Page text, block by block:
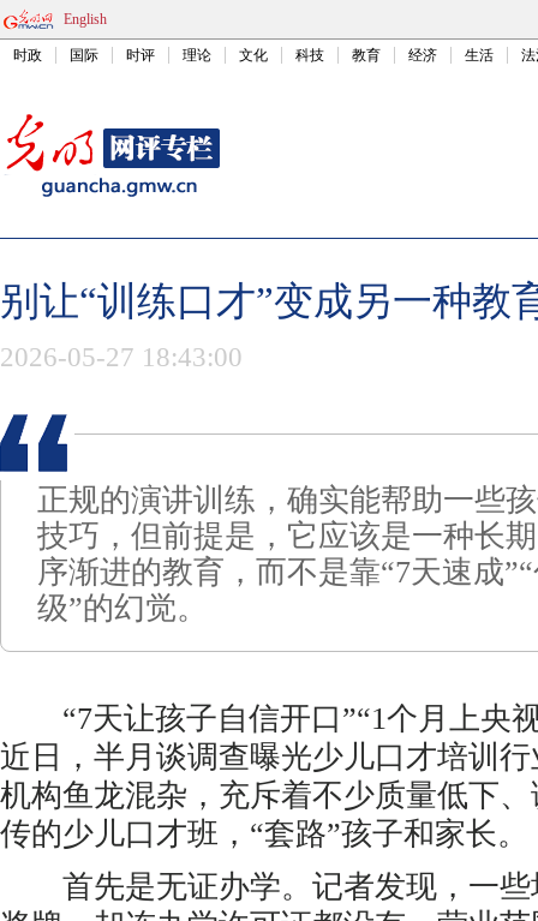
English
时政 国际 时评 理论 文化 科技 教育 经济 生活
别让“训练口才”变成另一种教
2026-05-27 18:43:00
正规的演讲训练，确实能帮助一些
技巧，但前提是，它应该是一种长
序渐进的教育，而不是靠“7天速成
级”的幻觉。
“7天让孩子自信开口”“1个月上央
近日，半月谈调查曝光少儿口才培训
机构鱼龙混杂，充斥着不少质量低下
传的少儿口才班，“套路”孩子和家长。
首先是无证办学。记者发现，一些